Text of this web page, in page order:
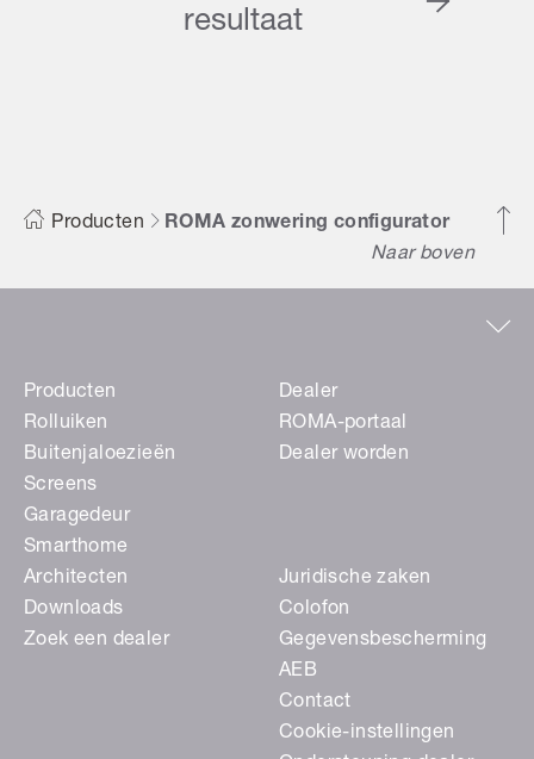
resultaat
Producten
ROMA zonwering configurator
Naar boven
Producten
Rolluiken
Buitenjaloezieën
Screens
Garagedeur
Smarthome
Dealer
ROMA-portaal
Dealer worden
Architecten
Downloads
Zoek een dealer
Juridische zaken
Colofon
Gegevensbescherming
AEB
Contact
Cookie-instellingen